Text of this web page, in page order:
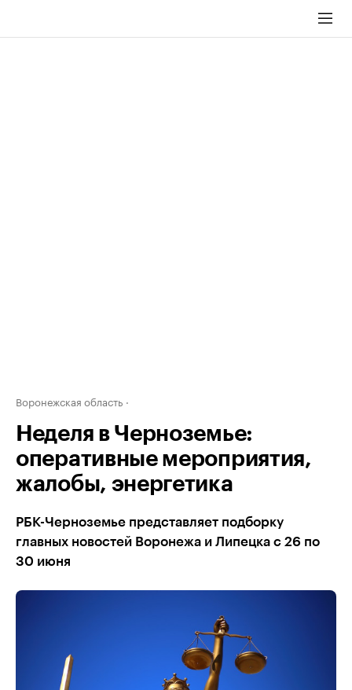
Воронежская область
Неделя в Черноземье:
оперативные мероприятия,
жалобы, энергетика
РБК-Черноземье представляет подборку
главных новостей Воронежа и Липецка с 26 по
30 июня